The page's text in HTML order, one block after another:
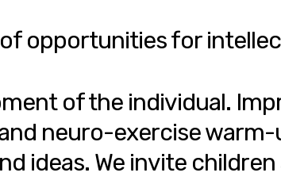
of opportunities for
of the individual.
neuro-exercise warm-
ideas. We invite children